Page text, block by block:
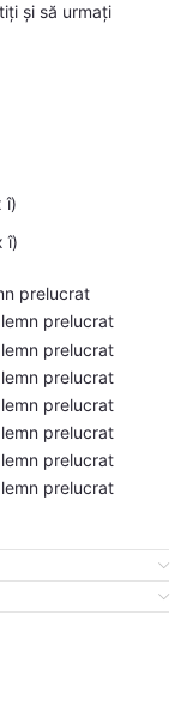
și să urmați
î)
î)